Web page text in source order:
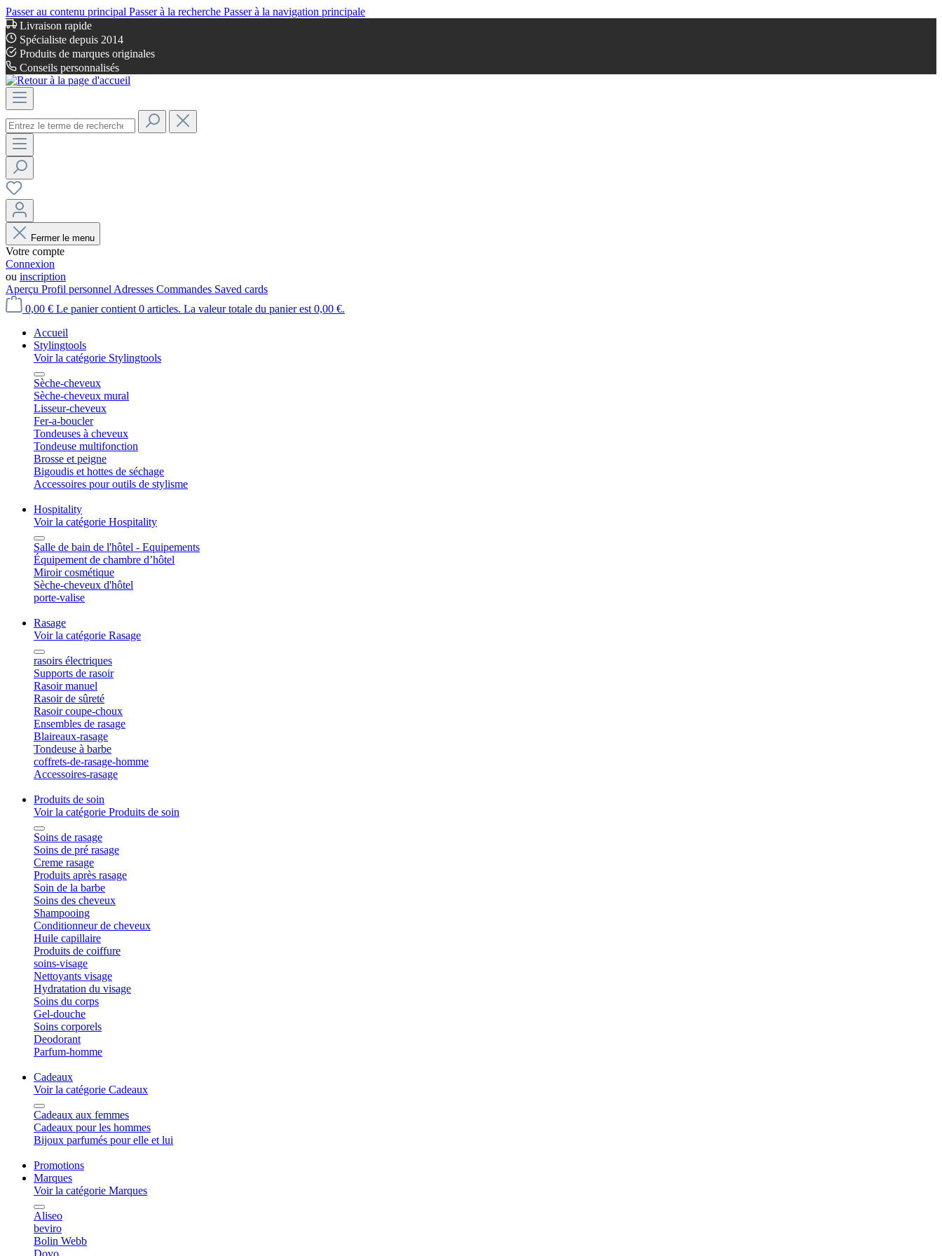
Passer au contenu principal Passer à la recherche Passer à la navigation principale
Livraison rapide
Spécialiste depuis 2014
Produits de marques originales
Conseils personnalisés
Fermer le menu
Votre compte
Connexion
ou inscription
Aperçu Profil personnel Adresses Commandes Saved cards
0,00 € Le panier contient 0 articles. La valeur totale du panier est 0,00 €.
Accueil
Stylingtools
Voir la catégorie Stylingtools
Sèche-cheveux
Sèche-cheveux mural
Lisseur-cheveux
Fer-a-boucler
Tondeuses à cheveux
Tondeuse multifonction
Brosse et peigne
Bigoudis et hottes de séchage
Accessoires pour outils de stylisme
Hospitality
Voir la catégorie Hospitality
Salle de bain de l'hôtel - Equipements
Équipement de chambre d’hôtel
Miroir cosmétique
Sèche-cheveux d'hôtel
porte-valise
Rasage
Voir la catégorie Rasage
rasoirs électriques
Supports de rasoir
Rasoir manuel
Rasoir de sûreté
Rasoir coupe-choux
Ensembles de rasage
Blaireaux-rasage
Tondeuse à barbe
coffrets-de-rasage-homme
Accessoires-rasage
Produits de soin
Voir la catégorie Produits de soin
Soins de rasage
Soins de pré rasage
Creme rasage
Produits après rasage
Soin de la barbe
Soins des cheveux
Shampooing
Conditionneur de cheveux
Huile capillaire
Produits de coiffure
soins-visage
Nettoyants visage
Hydratation du visage
Soins du corps
Gel-douche
Soins corporels
Deodorant
Parfum-homme
Cadeaux
Voir la catégorie Cadeaux
Cadeaux aux femmes
Cadeaux pour les hommes
Bijoux parfumés pour elle et lui
Promotions
Marques
Voir la catégorie Marques
Aliseo
beviro
Bolin Webb
Dovo